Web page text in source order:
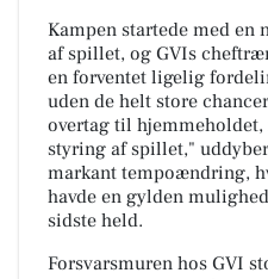
Kampen startede med
af spillet, og GVIs
en forventet ligelig
uden de helt store
overtag til
styring af spillet,"
markant tempoændring,
havde en gylden
sidste held.
Forsvarsmuren hos GVI